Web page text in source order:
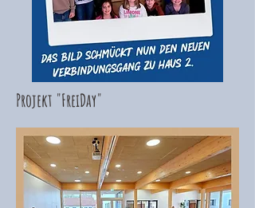
Projekt "FreiDay"